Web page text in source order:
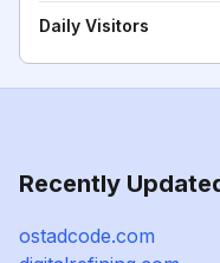
Daily Visitors
Recently
ostadcode.com